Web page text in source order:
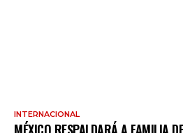
INTERNACIONAL